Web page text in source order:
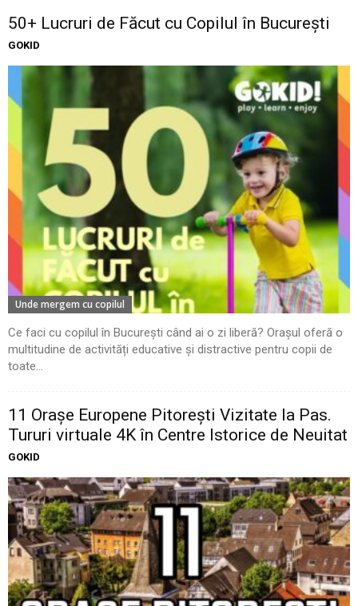
50+ Lucruri de Făcut cu Copilul în București
GOKID
Unde mergem cu copilul
Ce faci cu copilul în București când ai o zi liberă? Orașul oferă o
multitudine de activități educative și distractive pentru copii de
toate...
11 Oraşe Europene Pitoreşti Vizitate la Pas.
Tururi virtuale 4K în Centre Istorice de Neuitat
GOKID